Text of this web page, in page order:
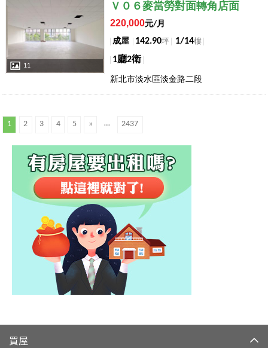
11
Ｖ０６麥當勞對面轉角店面
220,000元/月
成屋
142.90坪 1/14樓
1廳2衛
新北市淡水區淡金路二段
1 2 3 4 5 » … 2437
買屋